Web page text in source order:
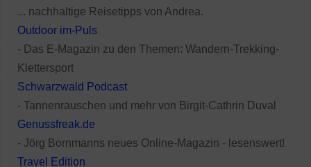
... nachhaltige Reisetipps von Andrea.
Outdoor im-Puls
- Das E-Magazin zu den Themen: Wandern-Trekking-
Klettersport
Schwarzwald Podcast
- Tannenrauschen und mehr von Birgit-Cathrin Duval
Genussfreak.de
- Jörg Bornmanns neues Online-Magazin - lesenswert!
Travel Edition